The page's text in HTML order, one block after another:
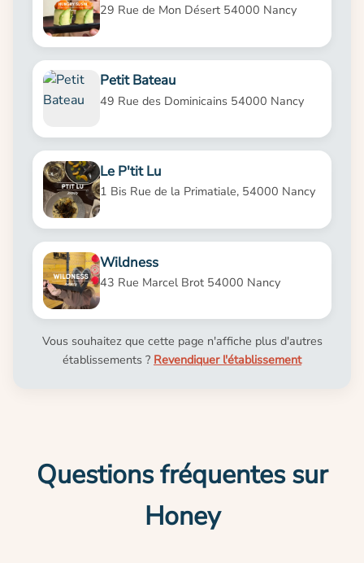
29 Rue de Mon Désert 54000 Nancy
Petit Bateau
49 Rue des Dominicains 54000 Nancy
Le P'tit Lu
1 Bis Rue de la Primatiale, 54000 Nancy
Wildness
43 Rue Marcel Brot 54000 Nancy
Vous souhaitez que cette page n'affiche plus d'autres
établissements ? Revendiquer l'établissement
Questions fréquentes sur
Honey